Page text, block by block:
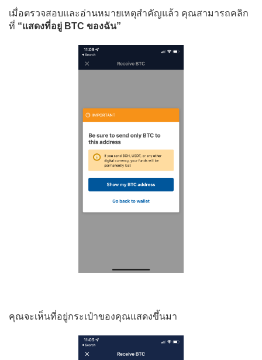
เมื่อตรวจสอบและอ่านหมายเหตุสำคัญแล้ว คุณสามารถคลิก
ที่ “แสดงที่อยู่ BTC ของฉัน”
คุณจะเห็นที่อยู่กระเป๋าของคุณแสดงขึ้นมา